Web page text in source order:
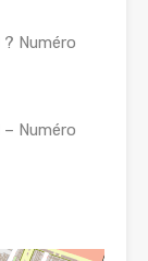
Numéro
Numéro